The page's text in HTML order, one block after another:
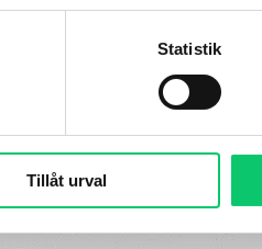
Statistik
Tillåt urval